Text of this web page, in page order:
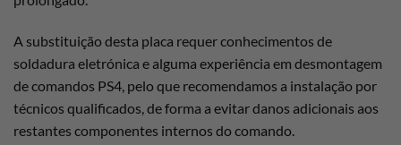
A substituição desta placa requer conhecimentos de
soldadura eletrónica e alguma experiência em desmontagem
de comandos PS4, pelo que recomendamos a instalação por
técnicos qualificados, de forma a evitar danos adicionais aos
restantes componentes internos do comando.